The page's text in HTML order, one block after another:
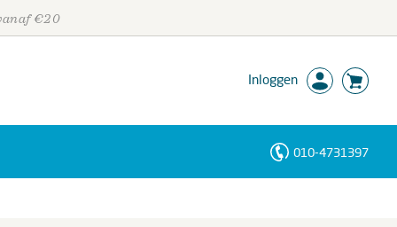
€20
Inloggen
010-4731397
Personen